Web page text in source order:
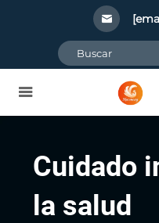
Cuidado
la salud